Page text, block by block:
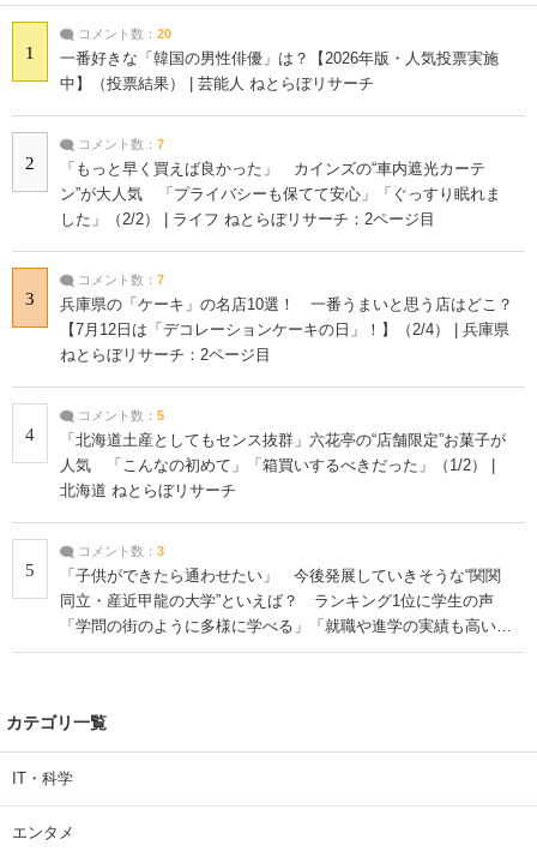
1
コメント数： 20
一番好きな「韓国の男性俳優」は？【2026年版・人気投票実施
中】（投票結果） | 芸能人 ねとらぼリサーチ
2
コメント数： 7
「もっと早く買えば良かった」 カインズの“車内遮光カーテ
ン”が大人気 「プライバシーも保てて安心」「ぐっすり眠れま
した」（2/2） | ライフ ねとらぼリサーチ：2ページ目
3
コメント数： 7
兵庫県の「ケーキ」の名店10選！ 一番うまいと思う店はどこ？
【7月12日は「デコレーションケーキの日」！】（2/4） | 兵庫県
ねとらぼリサーチ：2ページ目
4
コメント数： 5
「北海道土産としてもセンス抜群」六花亭の“店舗限定”お菓子が
人気 「こんなの初めて」「箱買いするべきだった」（1/2） |
北海道 ねとらぼリサーチ
5
コメント数： 3
「子供ができたら通わせたい」 今後発展していきそうな“関関
同立・産近甲龍の大学”といえば？ ランキング1位に学生の声
「学問の街のように多様に学べる」「就職や進学の実績も高い」
| 大学 ねとらぼリサーチ
カテゴリ一覧
IT・科学
エンタメ